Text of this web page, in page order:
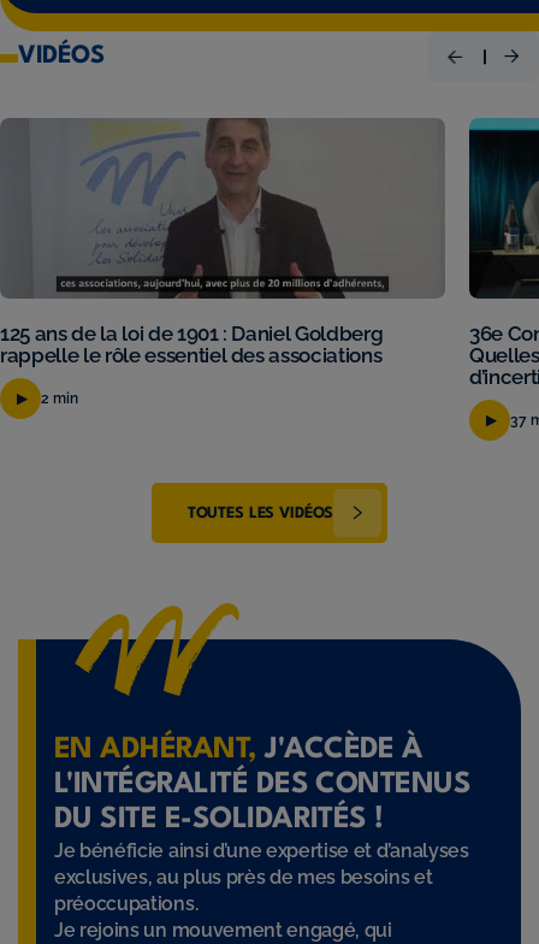
VIDÉOS
125 ans de la loi de 1901 : Daniel Goldberg
rappelle le rôle essentiel des associations
2 min
36e
37
TOUTES LES VIDÉOS
EN ADHÉRANT, J'ACCÈDE À
L'INTÉGRALITÉ DES CONTENUS
DU SITE E-SOLIDARITÉS !
Je bénéficie ainsi d’une expertise et d’analyses
exclusives, au plus près de mes besoins et
préoccupations.
Je rejoins un mouvement engagé, qui